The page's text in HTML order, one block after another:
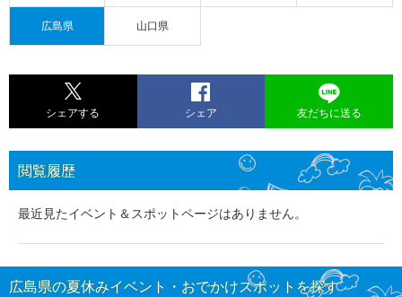
広島県 山口県
シェアする シェア 友だちに送る
閲覧履歴
最近見たイベント＆スポットページはありません。
広島県の夏休みイベント・おでかけスポットを探す